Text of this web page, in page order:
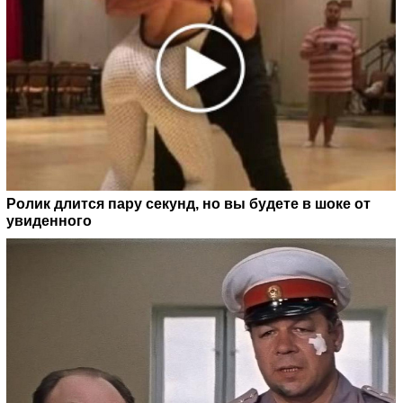
Ролик длится пару секунд, но вы будете в шоке от
увиденного